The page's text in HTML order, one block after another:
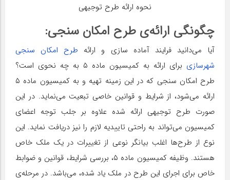
نحوه ارائه طرح توجیهی
چگونگی ارائه‌ی طرح امکان سنجی:
آیا می‌دانید فرایند آماده سازی و ارائه طرح امکان سنجی
شهرسازی
برای ارائه به کمیسیون ماده ۵ به چه نحوی است؟
طرح امکان سنجی که در این زمینه تهیه و به کمیسیون ماده ۵
ارائه می‌شود، از شرایط و قوانین خاصی تبعیت می‌نماید. در این
صورت طرح توجیهی ارائه شده علاوه بر جلب توجه اعضای
کمیسیون می‌تواند به راحتی تاییدیه لازم را نیز دریافت نماید. این
نوع از طرح‌ها اغلب بیانگر نوعی از تغییرات در یک ملک خاص
هستند. وظیفه کمیسیون ماده ۵، بررسی شرایط، قوانین و ضوابط
خاص برای اجرای این طرح در ملک یاد شده، می‌باشد. در مرحله‌ی